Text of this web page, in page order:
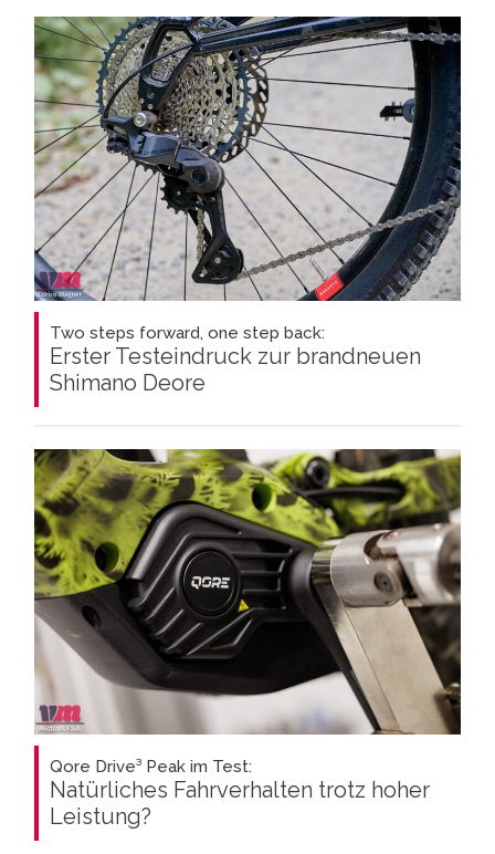
Two steps forward, one step back:
Erster Testeindruck zur brandneuen
Shimano Deore
Qore Drive³ Peak im Test:
Natürliches Fahrverhalten trotz hoher
Leistung?